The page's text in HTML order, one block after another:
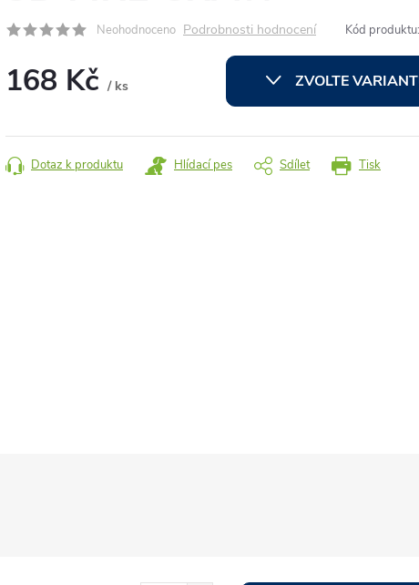
Neohodnoceno Podrobnosti hodnocení Kód produktu:
168 Kč / ks
ZVOLTE
Tisk
Dotaz k produktu Hlídací pes Sdílet